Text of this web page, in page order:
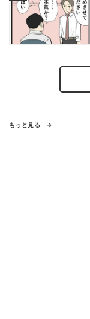
もっと見る